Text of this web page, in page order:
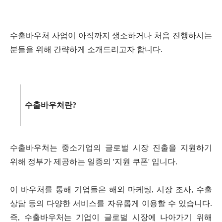
수출바우처 사업이 아직까지 생소하거나 처음 진행하시는
분들을 위해 간략하게 소개드리고자 합니다.
수출바우처란?
수출바우처는 중소기업의 글로벌 시장 진출을 지원하기
위해 정부가 제공하는 일종의 '지원 쿠폰' 입니다.
이 바우처를 통해 기업들은 해외 마케팅, 시장 조사, 수출
상담 등의 다양한 서비스를 자유롭게 이용할 수 있습니다.
즉, 수출바우처는 기업이 글로벌 시장에 나아가기 위해